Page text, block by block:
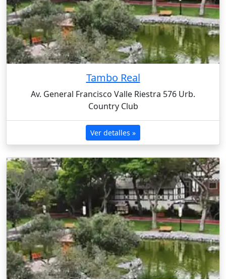
Tambo Real
Av. General Francisco Valle Riestra 576 Urb.
Country Club
Ver detalles »